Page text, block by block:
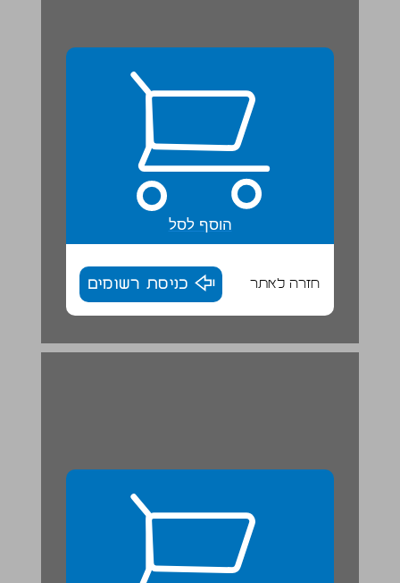
הוסף לסל
חזרה לאתר כניסת רשומים